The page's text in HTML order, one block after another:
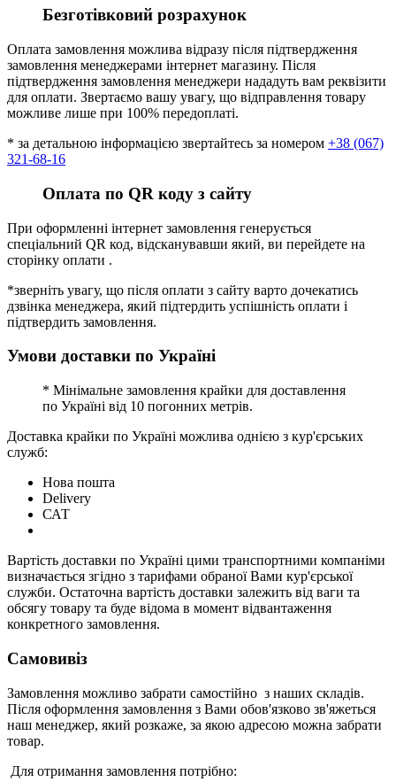
Безготівковий розрахунок
Оплата замовлення можлива відразу після підтвердження
замовлення менеджерами інтернет магазину. Після
підтвердження замовлення менеджери нададуть вам реквізити
для оплати. Звертаємо вашу увагу, що відправлення товару
можливе лише при 100% передоплаті.
* за детальною інформацією звертайтесь за номером +38 (067)
321-68-16
Оплата по QR коду з сайту
При оформленні інтернет замовлення генерується
спеціальний QR код, відсканувавши який, ви перейдете на
сторінку оплати .
*зверніть увагу, що після оплати з сайту варто дочекатись
дзвінка менеджера, який підтердить успішність оплати і
підтвердить замовлення.
Умови доставки по Україні
* Мінімальне замовлення крайки для доставлення
по Україні від 10 погонних метрів.
Доставка крайки по Україні можлива однією з кур'єрських
служб:
Нова пошта
Delivery
САТ
Вартість доставки по Україні цими транспортними компаніми
визначається згідно з тарифами обраної Вами кур'єрської
служби. Остаточна вартість доставки залежить від ваги та
обсягу товару та буде відома в момент відвантаження
конкретного замовлення.
Самовивіз
Замовлення можливо забрати самостійно з наших складів.
Після оформлення замовлення з Вами обов'язково зв'яжеться
наш менеджер, який розкаже, за якою адресою можна забрати
товар.
Для отримання замовлення потрібно: